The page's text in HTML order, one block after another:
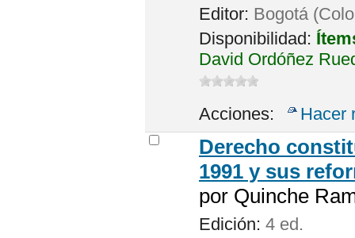
Editor: Bogotá
Disponibilidad:
David Ordóñez
Acciones: Hacer
Derecho
1991 y sus
por Quinche
Edición: 4 ed.